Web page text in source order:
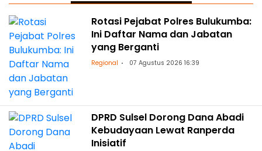
Rotasi Pejabat Polres Bulukumba:
Ini Daftar Nama dan Jabatan
yang Berganti
Regional 07 Agustus 2026 16:39
DPRD Sulsel Dorong Dana Abadi
Kebudayaan Lewat Ranperda
Inisiatif